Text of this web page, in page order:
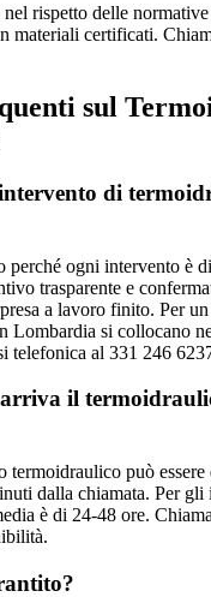
rispetto delle
materiali certificati.
sul
di
perché ogni intervento è
trasparente e
a lavoro finito. Per
Lombardia si collocano
telefonica al 331 246
il
termoidraulico può essere
dalla chiamata. Per gli
è di 24-48 ore.